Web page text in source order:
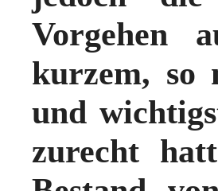
Vorgehen
kurzem, so
und
zurecht